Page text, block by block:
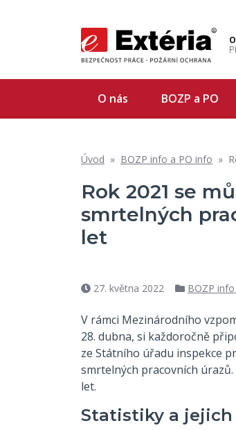
O nás BOZP a PO
Úvod » BOZP info a PO info »
Rok 2021 se
smrtelných
let
Datum
27. května 2022 Rubriky
BOZP
V rámci Mezinárodního
28. dubna, si každoročně
ze Státního úřadu inspekce
smrtelných pracovních
let.
Statistiky a jejich